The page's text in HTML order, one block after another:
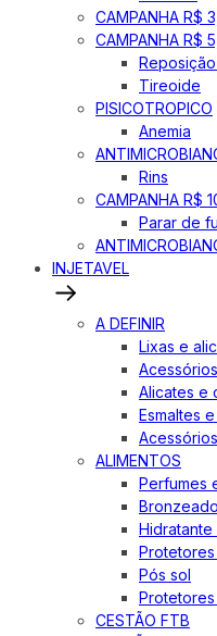
CAMPANHA R$
CAMPANHA R$
Tireoide
PISICOTROPICO
Anemia
Rins
CAMPANHA R$
Parar de
INJETAVEL
A DEFINIR
Lixas e
Alicates e
Esmaltes
ALIMENTOS
Perfumes
Pós sol
CESTÃO FTB